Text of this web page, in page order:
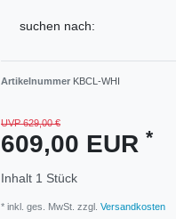
suchen nach:
Artikelnummer KBCL-WHI
UVP 629,00 €
609,00 EUR *
Inhalt 1 Stück
* inkl. ges. MwSt. zzgl. Versandkosten